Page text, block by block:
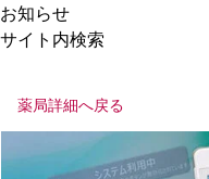
お知らせ
サイト内検索
薬局詳細へ戻る